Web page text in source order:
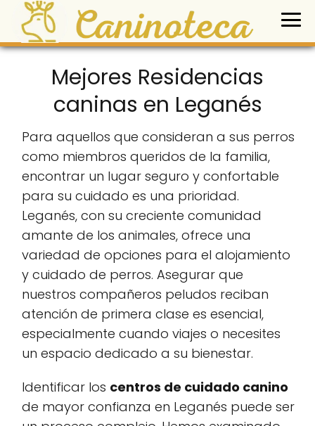
Mejores Residencias
caninas en Leganés
Para aquellos que consideran a sus perros
como miembros queridos de la familia,
encontrar un lugar seguro y confortable
para su cuidado es una prioridad.
Leganés, con su creciente comunidad
amante de los animales, ofrece una
variedad de opciones para el alojamiento
y cuidado de perros. Asegurar que
nuestros compañeros peludos reciban
atención de primera clase es esencial,
especialmente cuando viajes o necesites
un espacio dedicado a su bienestar.
Identificar los centros de cuidado canino
de mayor confianza en Leganés puede ser